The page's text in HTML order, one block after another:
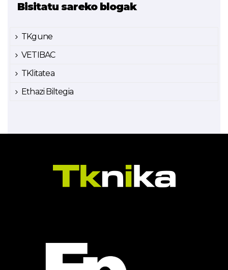
Bisitatu sareko blogak
TKgune
VETIBAC
TKlitatea
Ethazi Biltegia